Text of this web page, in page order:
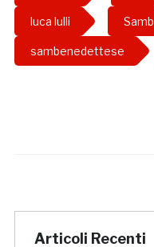
luca lulli Samb
sambenedettese
Articoli Recenti